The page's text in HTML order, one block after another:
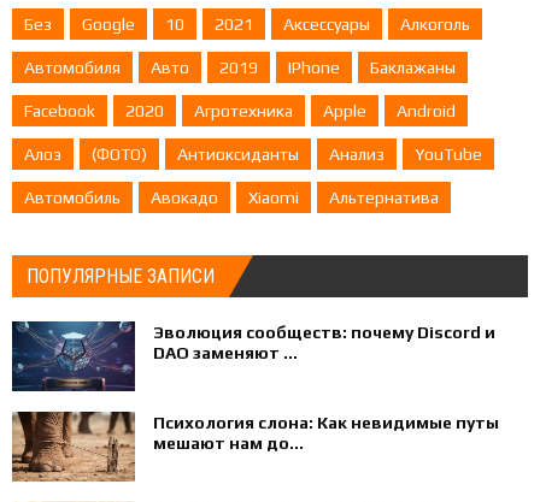
Без Google 10 2021 Аксессуары Алкоголь
Автомобиля Авто 2019 IPhone Баклажаны
Facebook 2020 Агротехника Apple Android
Алоэ (ФОТО) Антиоксиданты Анализ YouTube
Автомобиль Авокадо Xiaomi Альтернатива
ПОПУЛЯРНЫЕ ЗАПИСИ
Эволюция сообществ: почему Discord и
DAO заменяют ...
Психология слона: Как невидимые путы
мешают нам до...